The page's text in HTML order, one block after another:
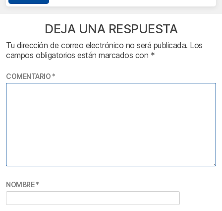
DEJA UNA RESPUESTA
Tu dirección de correo electrónico no será publicada. Los
campos obligatorios están marcados con *
COMENTARIO *
NOMBRE*